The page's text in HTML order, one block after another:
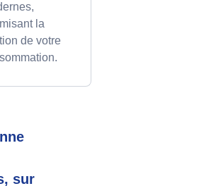
la
de votre
sur